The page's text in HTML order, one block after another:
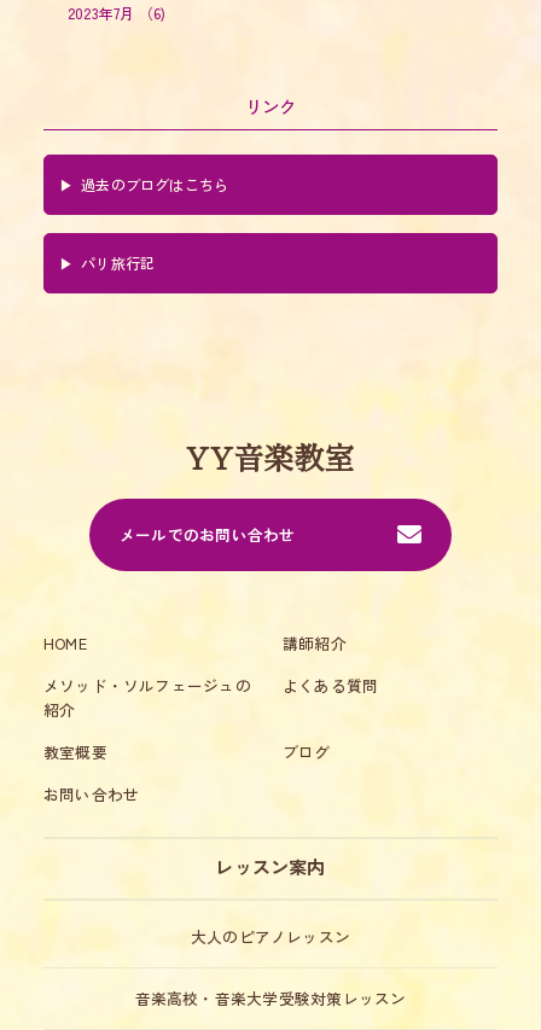
2023年7月 （6)
リンク
過去のブログはこちら
パリ旅行記
YY音楽教室
メールでのお問い合わせ
HOME
講師紹介
メソッド・ソルフェージュの
紹介
よくある質問
教室概要
ブログ
お問い合わせ
レッスン案内
大人のピアノレッスン
音楽高校・音楽大学受験対策レッスン